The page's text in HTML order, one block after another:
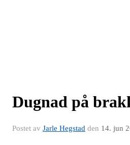
Dugnad på
Postet av Jarle Hegstad den 14. jun